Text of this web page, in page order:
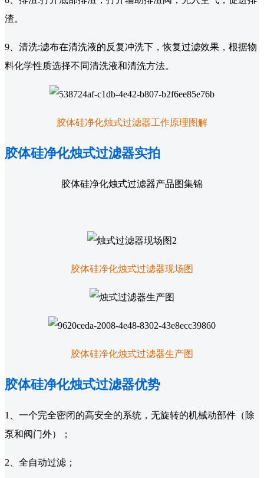
渣。
9、清洗:滤布在清洗液的反复冲洗下，恢复过滤效果，根据物
料化学性质选择不同清洗液和清洗方法。
胶体硅净化烛式过滤器工作原理图解
胶体硅净化烛式过滤器实拍
胶体硅净化烛式过滤器产品图集锦
胶体硅净化烛式过滤器现场图
胶体硅净化烛式过滤器生产图
胶体硅净化烛式过滤器优势
1、一个完全密闭的高安全的系统，无旋转的机械动部件（除
泵和阀门外）；
2、全自动过滤；